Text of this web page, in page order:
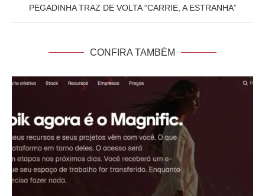
PEGADINHA TRAZ DE VOLTA “CARRIE, A ESTRANHA”
CONFIRA TAMBÉM